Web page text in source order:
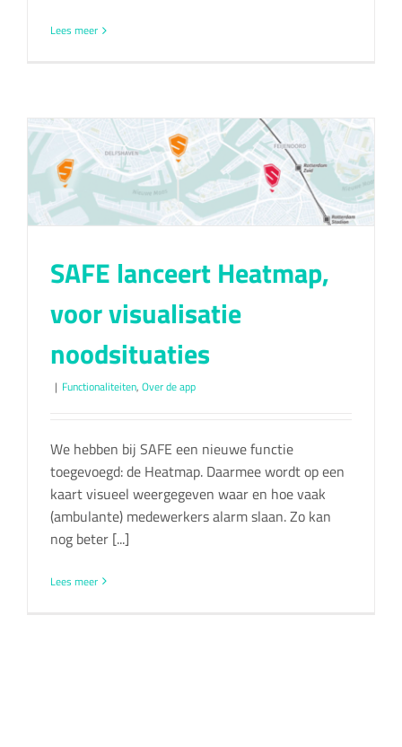
Lees meer
SAFE lanceert Heatmap,
voor visualisatie
noodsituaties
| Functionaliteiten, Over de app
We hebben bij SAFE een nieuwe functie
toegevoegd: de Heatmap. Daarmee wordt op een
kaart visueel weergegeven waar en hoe vaak
(ambulante) medewerkers alarm slaan. Zo kan
nog beter [...]
Lees meer